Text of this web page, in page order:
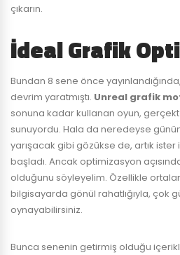
çıkarın.
İdeal Grafik
Bundan 8 sene önce
devrim yaratmıştı. Unreal grafik
sonuna kadar kullanan oyun,
sunuyordu. Hala da neredeyse
yarışacak gibi gözükse de, artık ister
başladı. Ancak optimizasyon
olduğunu söyleyelim. Özellikle
bilgisayarda gönül rahatlığıyla, çok
oynayabilirsiniz.
Bunca senenin getirmiş olduğu